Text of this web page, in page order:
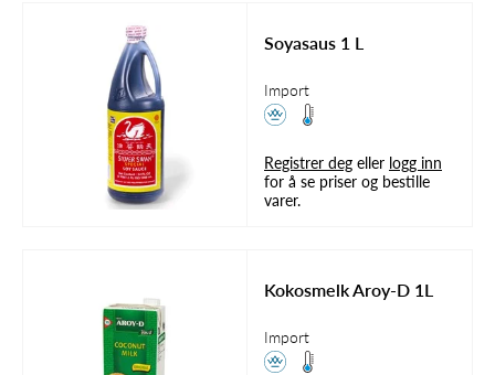
Soyasaus 1 L
Import
Registrer deg eller logg inn
for å se priser og bestille
varer.
Kokosmelk Aroy-D 1L
Import